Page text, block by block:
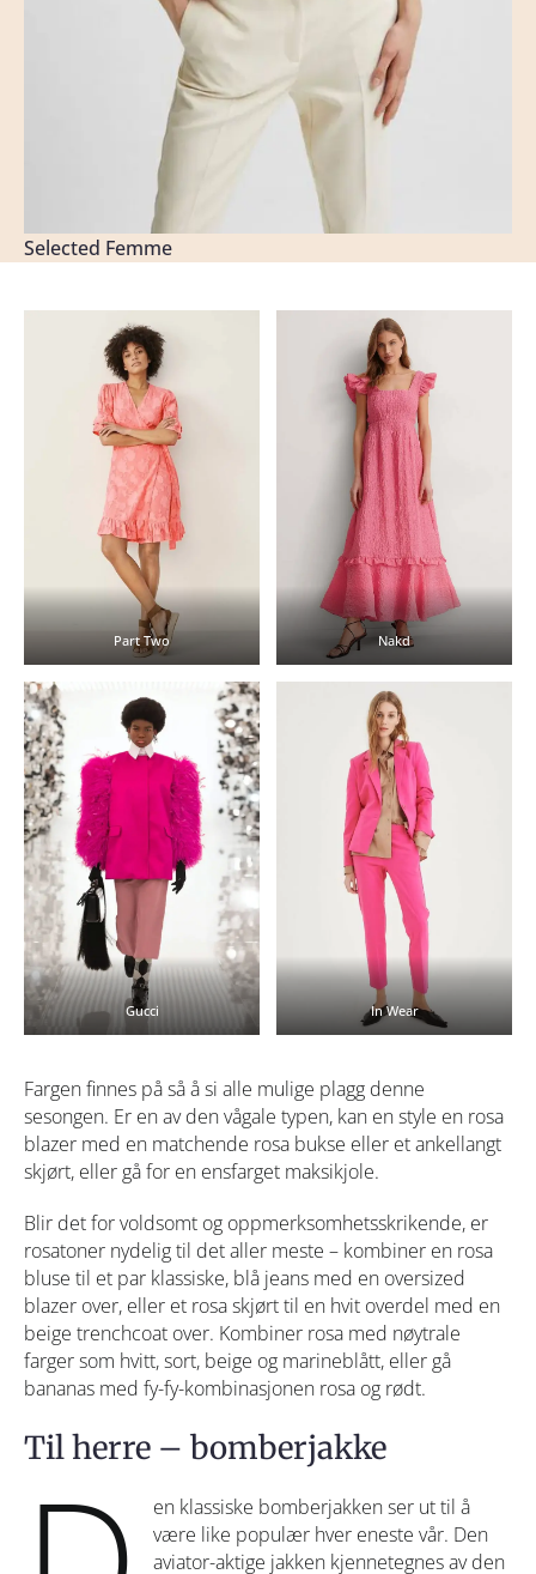
Selected Femme
Part Two Nakd
Gucci In Wear
Fargen finnes på så å si alle mulige plagg denne
sesongen. Er en av den vågale typen, kan en style en rosa
blazer med en matchende rosa bukse eller et ankellangt
skjørt, eller gå for en ensfarget maksikjole.
Blir det for voldsomt og oppmerksomhetsskrikende, er
rosatoner nydelig til det aller meste – kombiner en rosa
bluse til et par klassiske, blå jeans med en oversized
blazer over, eller et rosa skjørt til en hvit overdel med en
beige trenchcoat over. Kombiner rosa med nøytrale
farger som hvitt, sort, beige og marineblått, eller gå
bananas med fy-fy-kombinasjonen rosa og rødt.
Til herre – bomberjakke
en klassiske bomberjakken ser ut til å
være like populær hver eneste vår. Den
aviator-aktige jakken kjennetegnes av den